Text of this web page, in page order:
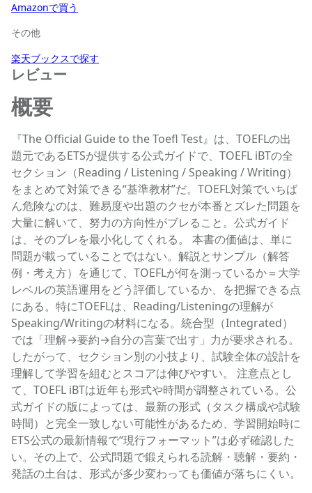
Amazonで買う
その他
楽天ブックスで探す
レビュー
概要
『The Official Guide to the Toefl Test』は、TOEFLの出
題元であるETSが提供する公式ガイドで、TOEFL iBTの全
セクション（Reading / Listening / Speaking / Writing）
をまとめて対策できる“基準教材”だ。TOEFL対策でいちば
ん危険なのは、難易度や出題のクセが本番とズレた問題を
大量に解いて、努力の方向性がブレること。公式ガイド
は、そのブレを最小化してくれる。 本書の価値は、単に
問題が載っていることではない。解説とサンプル（解答
例・考え方）を通じて、TOEFLが何を測っているか＝大学
レベルの英語運用をどう評価しているか、を把握できる点
にある。特にTOEFLは、Reading/Listeningの理解が
Speaking/Writingの材料になる。統合型（Integrated）
では「理解→要約→自分の言葉で出す」力が要求される。
したがって、セクション別の小技より、試験全体の設計を
理解して学習を組むとスコアは伸びやすい。 注意点とし
て、TOEFL iBTは近年も形式や時間が調整されている。公
式ガイドの版によっては、最新の形式（タスク構成や試験
時間）と完全一致しない可能性があるため、学習開始時に
ETS公式の最新情報で“現行フォーマット”は必ず確認した
い。その上で、公式問題で鍛えられる読解・聴解・要約・
発話の土台は、形式が多少変わっても価値が落ちにくい。